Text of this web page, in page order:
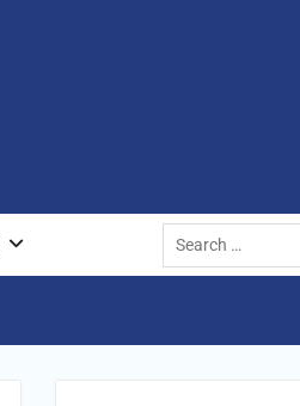
Search
for: